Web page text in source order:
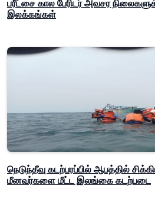
பரீட்சை கால பேரிடர் அவசர
இலக்கங்கள்
நெடுந்தீவு கடற்பரப்பில் ஆபத்தில்
மீனவர்களை மீட்ட இலங்கை கடற்படை